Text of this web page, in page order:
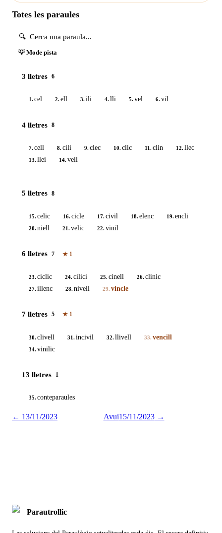
Totes les paraules
💡 Mode pista
3 lletres 6
1.cel 2.ell 3.ili 4.lli 5.vel 6.vil
4 lletres 8
7.cell 8.cili 9.clec 10.clic 11.clin 12.llec
13.llei 14.vell
5 lletres 8
15.celic 16.cicle 17.civil 18.elenc 19.encli
20.niell 21.velic 22.vinil
6 lletres 7 ★ 1
23.ciclic 24.cilici 25.cinell 26.clinic
27.illenc 28.nivell 29. vincle
7 lletres 5 ★ 1
30.clivell 31.incivil 32.llivell 33. vencill
34.vinilic
13 lletres 1
35.conteparaules
← 13/11/2023 Avui15/11/2023→
Parautrollic